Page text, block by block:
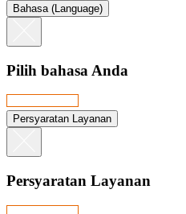
Bahasa (Language)
Pilih bahasa Anda
Persyaratan Layanan
Persyaratan Layanan